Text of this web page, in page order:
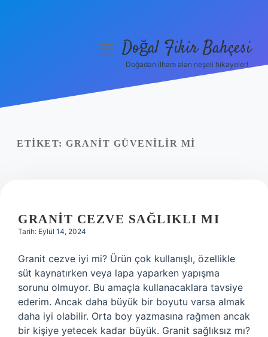
Yasal Uyarı
menüyüDoğal Fikir Bahçesi
Doğadan ilham alan neşeli hikayeler!
ETIKET: GRANIT GÜVENILIR MI
GRANIT CEZVE SAĞLIKLI MI
Tarih: Eylül 14, 2024
Granit cezve iyi mi? Ürün çok kullanışlı, özellikle
süt kaynatırken veya lapa yaparken yapışma
sorunu olmuyor. Bu amaçla kullanacaklara tavsiye
ederim. Ancak daha büyük bir boyutu varsa almak
daha iyi olabilir. Orta boy yazmasına rağmen ancak
bir kişiye yetecek kadar büyük. Granit sağlıksız mı?